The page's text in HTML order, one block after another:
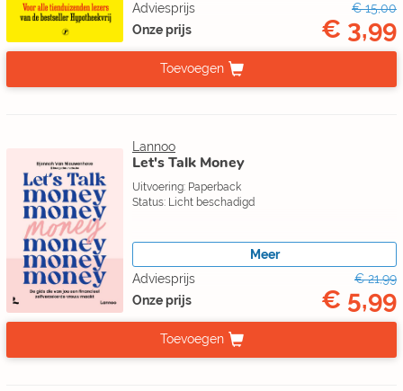
Adviesprijs
€ 15,00
Onze prijs
€ 3,99
Toevoegen
Lannoo
Let's Talk Money
Uitvoering: Paperback
Status: Licht beschadigd
Meer
Adviesprijs
€ 21,99
Onze prijs
€ 5,99
Toevoegen